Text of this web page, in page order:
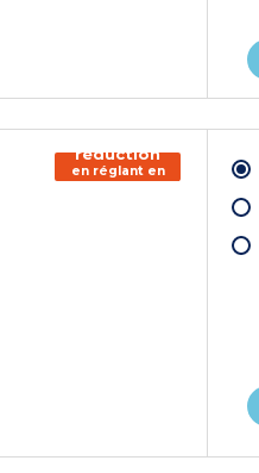
150€ de
réduction
en réglant en
chèque